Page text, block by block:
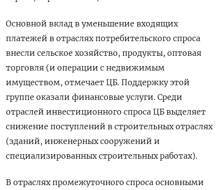
Основной вклад в уменьшение входящих
платежей в отраслях потребительского спроса
внесли сельское хозяйство, продукты, оптовая
торговля (и операции с недвижимым
имуществом, отмечает ЦБ. Поддержку этой
группе оказали финансовые услуги. Среди
отраслей инвестиционного спроса ЦБ выделяет
снижение поступлений в строительных отраслях
(зданий, инженерных сооружений и
специализированных строительных работах).
В отраслях промежуточного спроса основными